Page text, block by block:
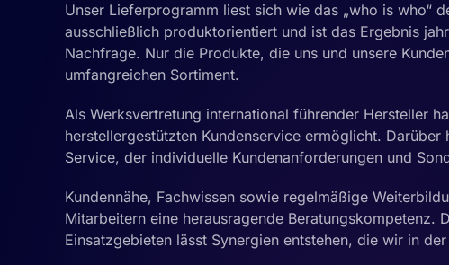
Unser Lieferprogramm liest sich wie das „who is who“
ausschließlich produktorientiert und ist das Ergebnis
Nachfrage. Nur die Produkte, die uns und unsere
umfangreichen Sortiment.
Als Werksvertretung international führender Hersteller
herstellergestützten Kundenservice ermöglicht.
Service, der individuelle Kundenanforderungen und
Kundennähe, Fachwissen sowie regelmäßige
Mitarbeitern eine herausragende Beratungskompetenz.
Einsatzgebieten lässt Synergien entstehen, die wir in